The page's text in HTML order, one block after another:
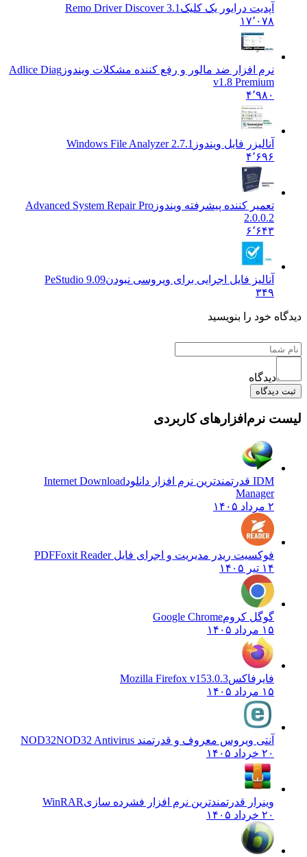
آپدیت درایور یک کلیک Remo Driver Discover 3.1
۱۷٬۰۷۸
نرم افزار ضد مالور و رفع کننده مشکلات ویندوز Adlice Diag
v1.8 Premium
۴٬۹۸۰
آنالیزر فایل ویندوز Windows File Analyzer 2.7.1
۴٬۶۹۶
تعمیر کننده پیشرفته ویندوز Advanced System Repair Pro
2.0.0.2
۶٬۶۴۳
آنالیز فایل اجرایی برای ویروسی نبودنPeStudio 9.09
۳۴۹
دیدگاه خود را بنویسید
دیدگاه
ثبت دیدگاه
لیست نرم‌افزارهای کاربردی
IDM قدرتمندترین نرم افزار دانلود
Internet Download
Manager
۲ مرداد ۱۴۰۵
فوکسیت ریدر مدیریت و اجرای فایل PDFFoxit Reader
۱۴ تیر ۱۴۰۵
گوگل کرومGoogle Chrome
۱۵ مرداد ۱۴۰۵
فایرفاکسMozilla Firefox v153.0.3
۱۵ مرداد ۱۴۰۵
آنتی ویروس معروف و قدرتمند NOD32 NOD32 Antivirus
۲۰ خرداد ۱۴۰۵
وینرار قدرتمندترین نرم افزار فشرده سازیWinRAR
۲۰ خرداد ۱۴۰۵